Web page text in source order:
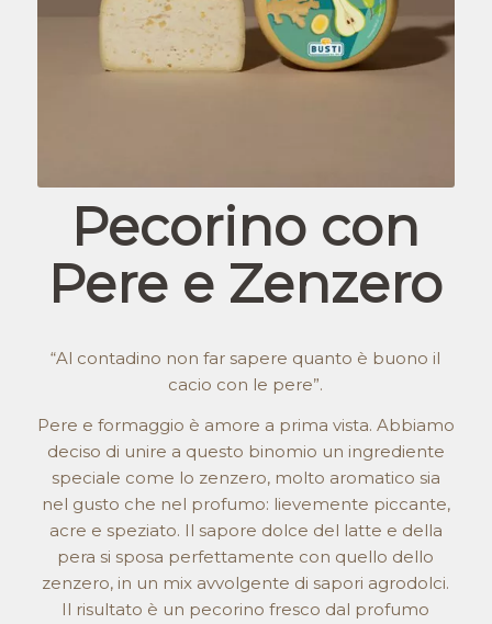
Pecorino con
Pere e Zenzero
“Al contadino non far sapere quanto è buono il
cacio con le pere”.
Pere e formaggio è amore a prima vista. Abbiamo
deciso di unire a questo binomio un ingrediente
speciale come lo zenzero, molto aromatico sia
nel gusto che nel profumo: lievemente piccante,
acre e speziato. Il sapore dolce del latte e della
pera si sposa perfettamente con quello dello
zenzero, in un mix avvolgente di sapori agrodolci.
Il risultato è un pecorino fresco dal profumo